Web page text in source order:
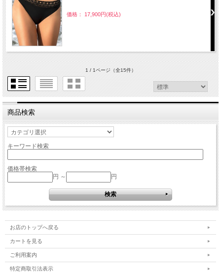
価格： 17,900円(税込)
1 / 1ページ（全15件）
商品検索
キーワード検索
価格帯検索
円 ～
円
お店のトップへ戻る
カートを見る
ご利用案内
特定商取引法表示